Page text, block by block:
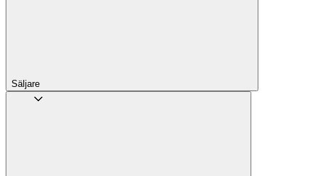
Säljare